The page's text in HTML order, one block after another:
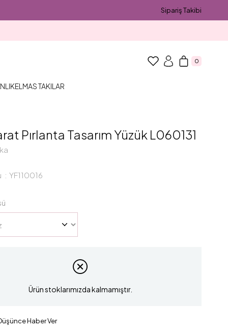
Sipariş Takibi
0
ELMAS TAKILAR
Pırlanta Tasarım Yüzük L060131
YF110016
Ürün stoklarımızda kalmamıştır.
Haber Ver